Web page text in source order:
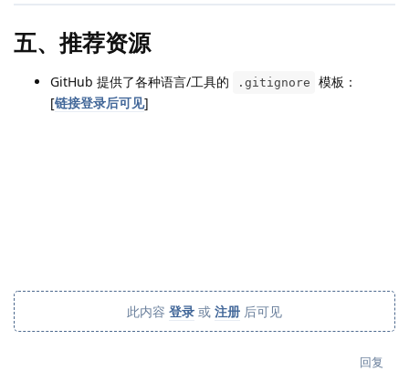
五、推荐资源
GitHub 提供了各种语言/工具的 .gitignore
模板：
[链接登录后可见]
此内容 登录 或 注册 后可见
回复